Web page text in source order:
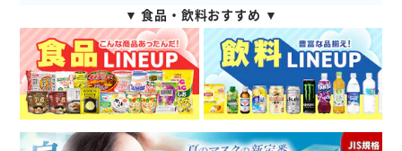
▼ 食品・飲料おすすめ ▼